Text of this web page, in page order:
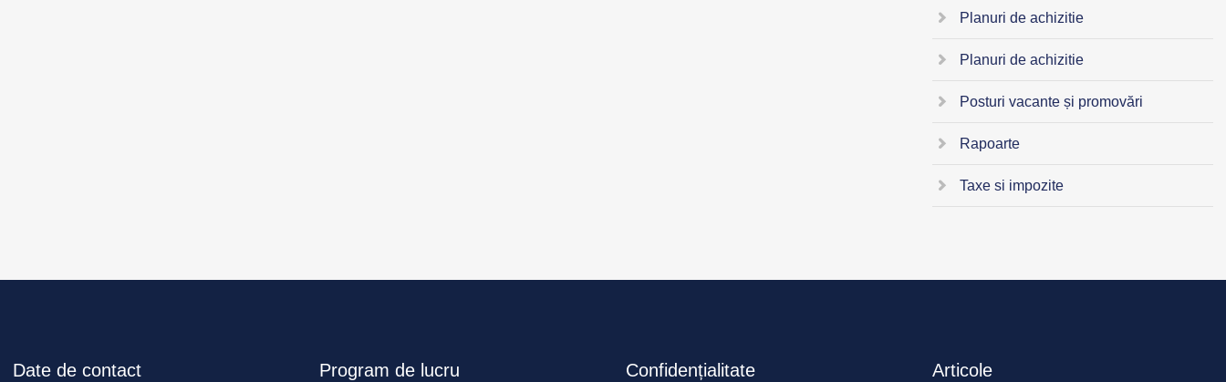
Planuri de achizitie
Planuri de achizitie
Posturi vacante și promovări
Rapoarte
Taxe si impozite
Date de contact Program de lucru Confidențialitate Articole